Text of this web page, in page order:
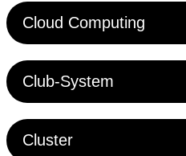
Cloud Computing
Club-System
Cluster